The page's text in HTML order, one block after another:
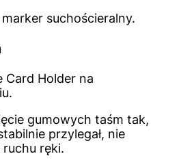
suchościeralny.
Card Holder na
gumowych taśm tak,
przylegał, nie
ręki.